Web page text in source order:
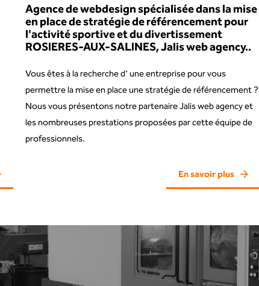
Agence de webdesign spécialisée dans la mise
en place de stratégie de référencement pour
l'activité sportive et du divertissement
ROSIERES-AUX-SALINES, Jalis web agency..
Vous êtes à la recherche d’ une entreprise pour vous
permettre la mise en place une stratégie de référencement ?
Nous vous présentons notre partenaire Jalis web agency et
les nombreuses prestations proposées par cette équipe de
professionnels.
En savoir plus